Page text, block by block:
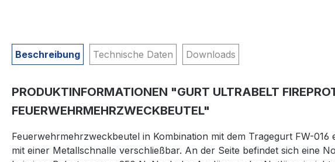
Beschreibung Technische Daten Downloads
PRODUKTINFORMATIONEN "GURT ULTRABELT
FEUERWEHRMEHRZWECKBEUTEL"
Feuerwehrmehrzweckbeutel in Kombination mit dem Tragegurt FW-
mit einer Metallschnalle verschließbar. An der Seite befindet sich eine